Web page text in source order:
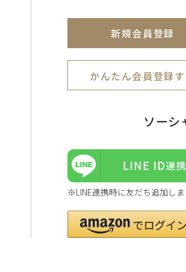
新規会員登録
かんたん会員登録す
ソーシ
※LINE連携時に友だち追加し